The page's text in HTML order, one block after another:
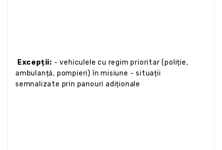
Excepții: - vehiculele cu regim prioritar (poliție,
ambulanță, pompieri) în misiune - situații
semnalizate prin panouri adiționale